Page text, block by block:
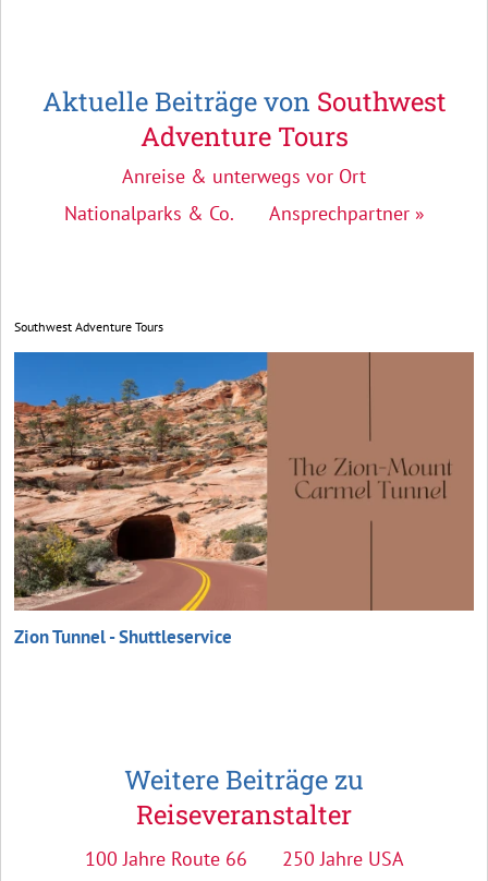
Aktuelle Beiträge von Southwest
Adventure Tours
Anreise & unterwegs vor Ort
Nationalparks & Co.
Ansprechpartner »
Southwest Adventure Tours
Zion Tunnel - Shuttleservice
Weitere Beiträge zu
Reiseveranstalter
100 Jahre Route 66
250 Jahre USA